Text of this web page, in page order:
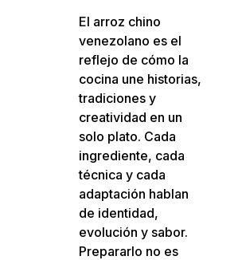
El arroz chino
venezolano es el
reflejo de cómo la
cocina une historias,
tradiciones y
creatividad en un
solo plato. Cada
ingrediente, cada
técnica y cada
adaptación hablan
de identidad,
evolución y sabor.
Prepararlo no es